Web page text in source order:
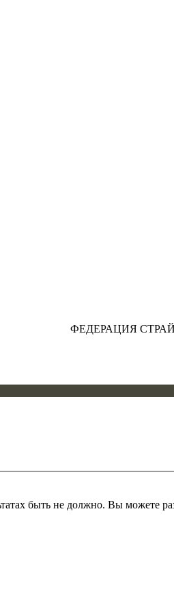
ФЕДЕРАЦИЯ
быть не должно. Вы можете